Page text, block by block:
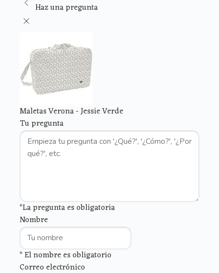
Haz una pregunta
Maletas Verona - Jessie Verde
Tu pregunta
*La pregunta es obligatoria
Nombre
* El nombre es obligatorio
Correo electrónico